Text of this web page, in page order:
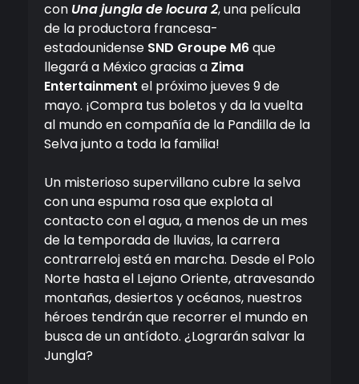
con Una jungla de locura 2, una película
de la productora francesa-
estadounidense ​​SND Groupe M6que
llegará a México gracias a Zima
Entertainment el próximo jueves 9 de
mayo. ¡Compra tus boletos y da la vuelta
al mundo en compañía de la Pandilla de la
Selva junto a toda la familia!
Un misterioso supervillano cubre la selva
con una espuma rosa que explota al
contacto con el agua, a menos de un mes
de la temporada de lluvias, la carrera
contrarreloj está en marcha. Desde el Polo
Norte hasta el Lejano Oriente, atravesando
montañas, desiertos y océanos, nuestros
héroes tendrán que recorrer el mundo en
busca de un antídoto. ¿Lograrán salvar la
Jungla?